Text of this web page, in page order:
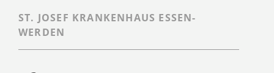
ST. JOSEF KRANKENHAUS ESSEN-
WERDEN